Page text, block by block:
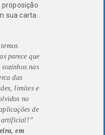
sua carta
parece que
sozinhos nas
das
limites e
no
de
artificial!”
em